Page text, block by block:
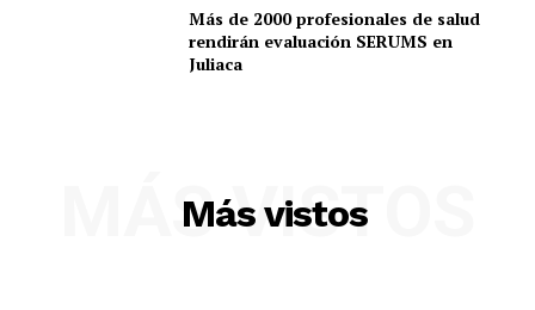
SUSCRIBETE
Más de 2000 profesionales de salud
rendirán evaluación SERUMS en
Juliaca
Más vistos
MÁS VISTOS